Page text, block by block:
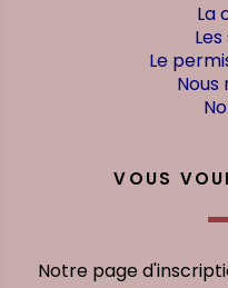
La
Le
VOUS
Notre page